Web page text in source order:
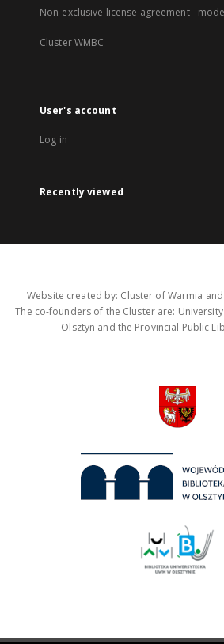
Non-exclusive license agreement -
Cluster WMBC
User's account
Log in
Recently viewed
Website created by: Cluster of Warmia
The co-founders of the Cluster are:
Olsztyn and the Provincial Public